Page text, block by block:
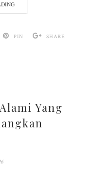
PIN SHARE
Yang